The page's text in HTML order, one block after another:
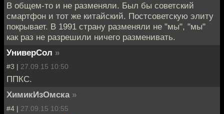
В общем-то и не разменяли. Был бы советский
смартфон и тот же китайский. Постсоветскую элиту
покрывает. В 1991 страну разменяли не "мы", "мы"
как раз не разрешили ничего разменивать.
УниверСол »
#3 | 27.09.15 10:50
ППКС.
ХимикИзОмска »
#4 | 27.09.15 10:55